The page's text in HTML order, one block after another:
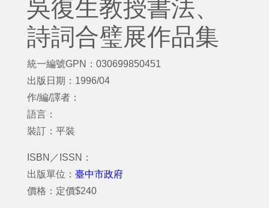
吳復生教授書法、
詩詞合璧展作品集
統一編號GPN：030699850451
出版日期：1996/04
作/編/譯者：
語言：
裝訂：平裝
ISBN／ISSN：
出版單位： 臺中市政府
價格：定價$240